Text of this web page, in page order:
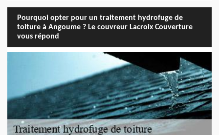
Pourquoi opter pour un traitement hydrofuge de
toiture à Angoume ? Le couvreur Lacroix Couverture
vous répond